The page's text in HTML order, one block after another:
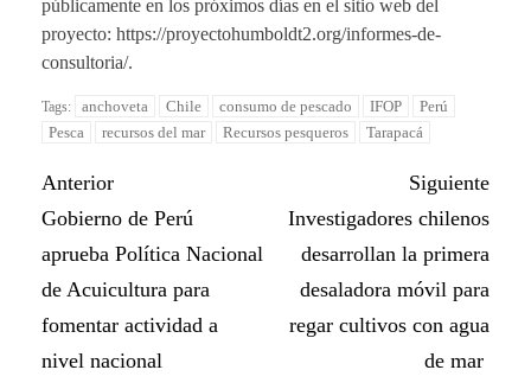
públicamente en los próximos días en el sitio web del
proyecto: https://proyectohumboldt2.org/informes-de-
consultoria/.
Tags: anchoveta Chile consumo de pescado IFOP
Perú
Pesca
recursos del mar Recursos pesqueros Tarapacá
Anterior
Gobierno de Perú
aprueba Política Nacional
de Acuicultura para
fomentar actividad a
nivel nacional
Siguiente
Investigadores chilenos
desarrollan la primera
desaladora móvil para
regar cultivos con agua
de mar